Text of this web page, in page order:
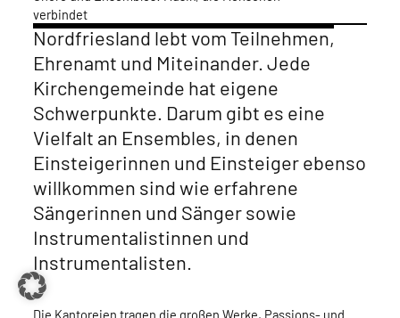
verbindet
Nordfriesland lebt vom Teilnehmen,
Ehrenamt und Miteinander. Jede
Kirchengemeinde hat eigene
Schwerpunkte. Darum gibt es eine
Vielfalt an Ensembles, in denen
Einsteigerinnen und Einsteiger ebenso
willkommen sind wie erfahrene
Sängerinnen und Sänger sowie
Instrumentalistinnen und
Instrumentalisten.
Die Kantoreien tragen die großen Werke, Passions- und